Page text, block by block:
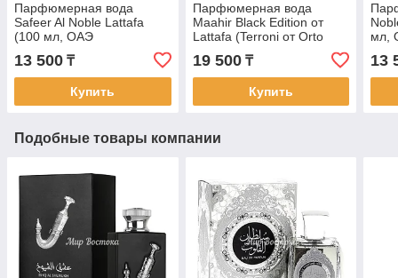
Парфюмерная вода
Safeer Al Noble Lattafa
(100 мл, ОАЭ
13 500 ₸
Купить
Парфюмерная вода
Maahir Black Edition от
Lattafa (Terroni от Orto
Parisi, 100 мл)
19 500₸
Купить
мл,
13
Подобные товары компании